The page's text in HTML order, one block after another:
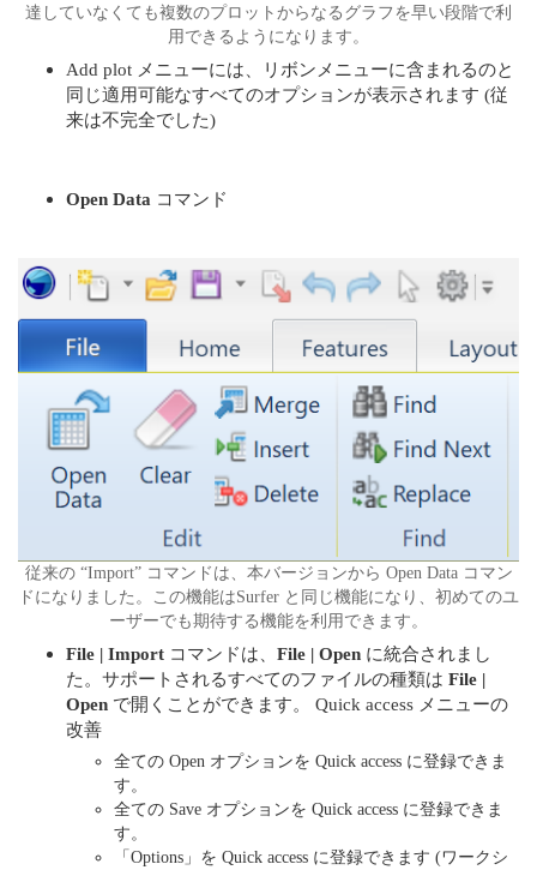
達していなくても複数のプロットからなるグラフを早い段階で利
用できるようになります。
Add plot メニューには、リボンメニューに含まれるのと
同じ適用可能なすべてのオプションが表示されます (従
来は不完全でした)
Open Data コマンド
従来の “Import” コマンドは、本バージョンから Open Data コマン
ドになりました。この機能はSurfer と同じ機能になり、初めてのユ
ーザーでも期待する機能を利用できます。
File | Import コマンドは、 File | Open に統合されまし
た。サポートされるすべてのファイルの種類は File |
Open で開くことができます。 Quick access メニューの
改善
全ての Open オプションを Quick access に登録できま
す。
全ての Save オプションを Quick access に登録できま
す。
「Options」を Quick access に登録できます (ワークシ